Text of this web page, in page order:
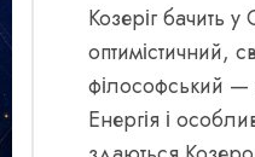
Козеріг бачить у
оптимістичний,
філософський
Енергія і